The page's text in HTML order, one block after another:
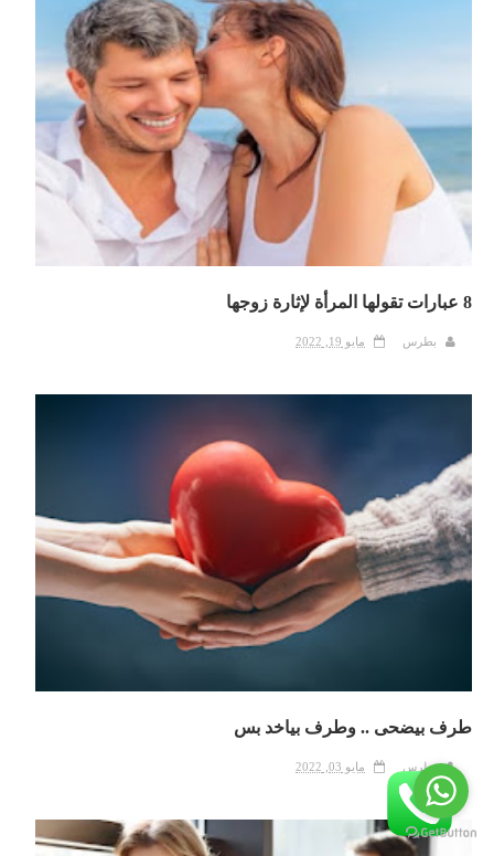
8 عبارات تقولها المرأة لإثارة زوجها
بطرس مايو 19, 2022
طرف بيضحى .. وطرف بياخد بس
بطرس مايو 03, 2022